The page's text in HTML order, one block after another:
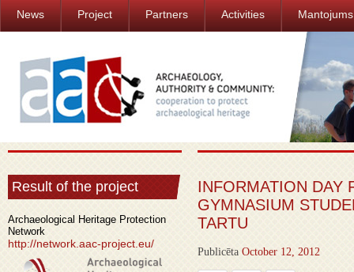
News Project Partners Activities Mantojums
Result of the project
Archaeological Heritage Protection
Network
http://network.aac-project.eu/
INFORMATION DAY
GYMNASIUM
TARTU
Publicēta October 12, 2012